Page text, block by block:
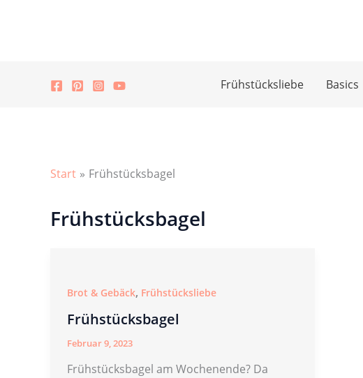
Frühstücksliebe Basics
Start Frühstücksbagel
Frühstücksbagel
Brot & Gebäck, Frühstücksliebe
Frühstücksbagel
Februar 9, 2023
Frühstücksbagel am Wochenende? Da